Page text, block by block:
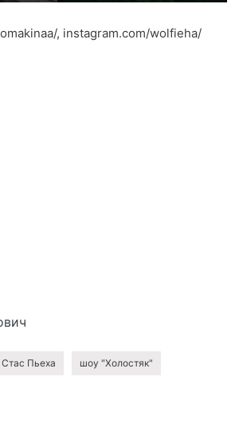
, instagram.com/wolfieha/
Стас Пьеха шоу "Холостяк"